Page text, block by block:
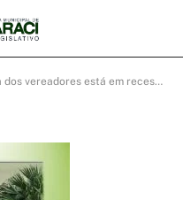
dos vereadores está em recesso